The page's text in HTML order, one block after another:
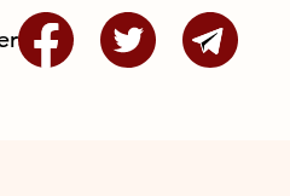
tempoet på